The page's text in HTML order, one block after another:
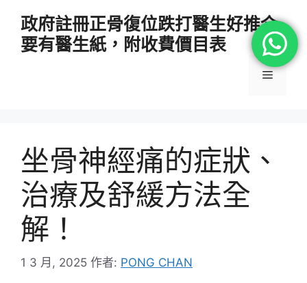
政府註冊正骨復位跌打醫生好推介
要有醫生紙，附收費價目表
選
坐骨神經痛的症狀、
治療及舒緩方法全
解！
1 3 月, 2025 作者: PONG CHAN